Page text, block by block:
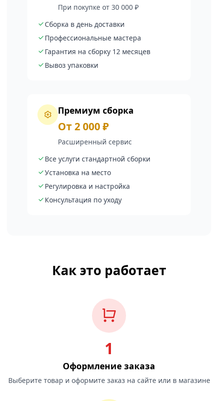
При покупке от 30 000 ₽
Сборка в день доставки
Профессиональные мастера
Гарантия на сборку 12 месяцев
Вывоз упаковки
Премиум сборка
От 2 000 ₽
Расширенный сервис
Все услуги стандартной сборки
Установка на место
Регулировка и настройка
Консультация по уходу
Как это работает
1
Оформление заказа
Выберите товар и оформите заказ на сайте или в магазине